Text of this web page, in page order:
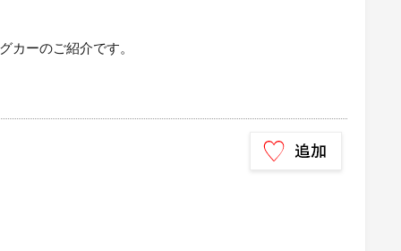
カーのご紹介です。